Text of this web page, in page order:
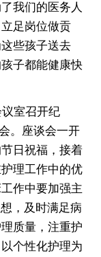
我们的医务人
足岗位做贡
些孩子送去
子都能健康快
室召开纪
。座谈会一开
日祝福，接着
理工作中的优
作中要加强主
，及时满足病
质量，注重护
个性化护理为